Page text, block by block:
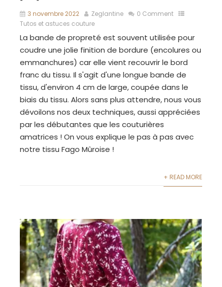
3 novembre 2022 Zeglantine
0 Comment
Tutos et astuces couture
La bande de propreté est souvent utilisée pour
coudre une jolie finition de bordure (encolures ou
emmanchures) car elle vient recouvrir le bord
franc du tissu. Il s'agit d'une longue bande de
tissu, d'environ 4 cm de large, coupée dans le
biais du tissu. Alors sans plus attendre, nous vous
dévoilons nos deux techniques, aussi appréciées
par les débutantes que les couturières
amatrices ! On vous explique le pas à pas avec
notre tissu Fago Mûroise !
+ READ MORE